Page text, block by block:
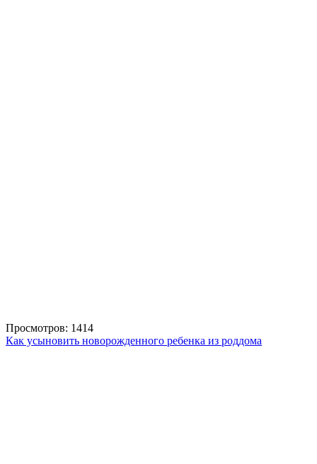
Просмотров: 1414
Как усыновить новорожденного ребенка из роддома